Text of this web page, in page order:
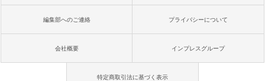
編集部へのご連絡 プライバシーについて
会社概要 インプレスグループ
特定商取引法に基づく表示